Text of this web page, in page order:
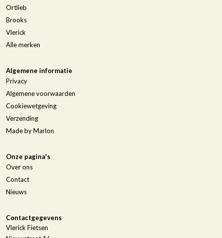
Ortlieb
Brooks
Vlerick
Alle merken
Algemene informatie
Privacy
Algemene voorwaarden
Cookiewetgeving
Verzending
Made by Marlon
Onze pagina's
Over ons
Contact
Nieuws
Contactgegevens
Vlerick Fietsen